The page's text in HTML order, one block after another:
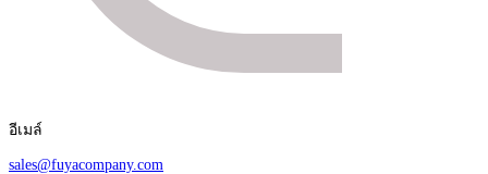
อีเมล์
sales@fuyacompany.com